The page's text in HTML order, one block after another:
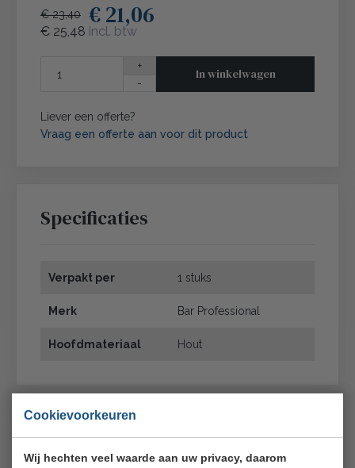
Cookievoorkeuren
Wij hechten veel waarde aan uw privacy, daarom
€ 23,40 € 21,06
€ 25,48 incl. btw
+
-
In winkelwagen
Liever een offerte?
Vraag een offerte aan voor dit product
Specificaties
Verpakt per 1 stuks
Merk Bar Professional
Hoofdmateriaal Hout
Heeft u nog vragen